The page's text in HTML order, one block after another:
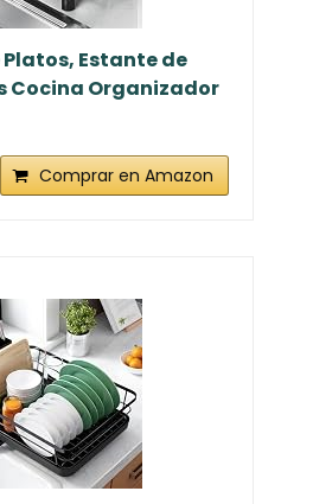
Estante de
Cocina Organizador
Comprar en Amazon